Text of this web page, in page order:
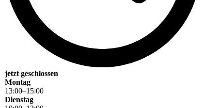
jetzt geschlossen
Montag
13:00–15:00
Dienstag